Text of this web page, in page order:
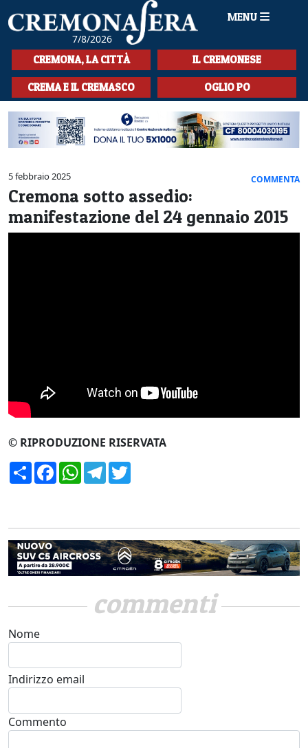
7/8/2026
MENU
HOME
CRONACA
SPORT
LA MUSICA
CULTURA
LA STORIA
CREMONA, LA CITTÀ IL CREMONESE
CREMA E IL CREMASCO OGLIO PO
5 febbraio 2025 COMMENTA
Cremona sotto assedio:
manifestazione del 24 gennaio 2015
© RIPRODUZIONE RISERVATA
CondividiFacebookWhatsApp
Telegram
commenti
Nome
Indirizzo email
Commento